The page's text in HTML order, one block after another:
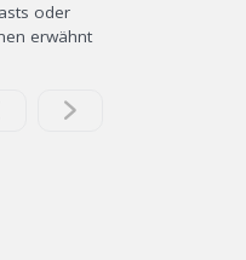
oder
erwähnt